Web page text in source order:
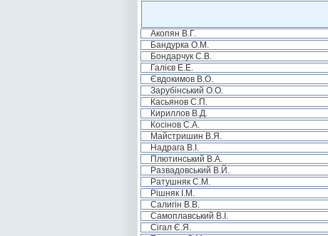
Акопян В.Г.
Бандурка О.М.
Бондарчук С.В.
Галієв Е.Е.
Євдокимов В.О.
Зарубінський О.О.
Касьянов С.П.
Кириллов В.Д.
Косінов С.А.
Майстришин В.Я.
Надрага В.І.
Плютинський В.А.
Развадовський В.Й.
Ратушняк С.М.
Рішняк І.М.
Салигін В.В.
Самоплавський В.І.
Сігал Є.Я.